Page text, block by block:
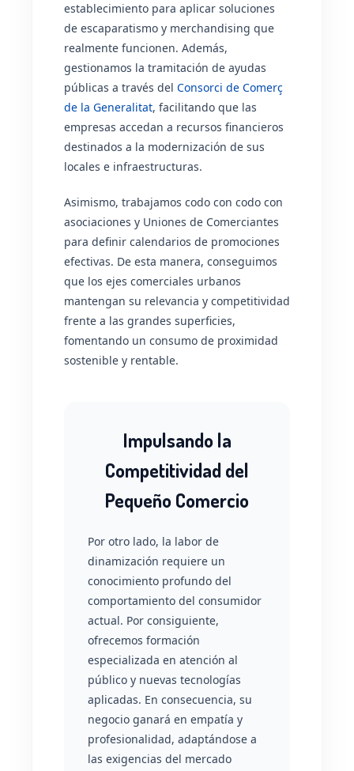
establecimiento para aplicar soluciones
de escaparatismo y merchandising que
realmente funcionen. Además,
gestionamos la tramitación de ayudas
públicas a través del Consorci de Comerç
de la Generalitat, facilitando que las
empresas accedan a recursos financieros
destinados a la modernización de sus
locales e infraestructuras.
Asimismo, trabajamos codo con codo con
asociaciones y Uniones de Comerciantes
para definir calendarios de promociones
efectivas. De esta manera, conseguimos
que los ejes comerciales urbanos
mantengan su relevancia y competitividad
frente a las grandes superficies,
fomentando un consumo de proximidad
sostenible y rentable.
Impulsando la
Competitividad del
Pequeño Comercio
Por otro lado, la labor de
dinamización requiere un
conocimiento profundo del
comportamiento del consumidor
actual. Por consiguiente,
ofrecemos formación
especializada en atención al
público y nuevas tecnologías
aplicadas. En consecuencia, su
negocio ganará en empatía y
profesionalidad, adaptándose a
las exigencias del mercado